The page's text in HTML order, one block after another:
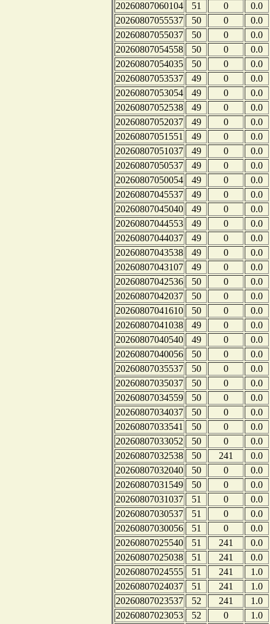
20260807060104
51 0
0.0
20260807055537
50 0
0.0
20260807055037
50 0
0.0
20260807054558
50 0
0.0
20260807054035
50 0
0.0
20260807053537
49 0
0.0
20260807053054
49 0
0.0
20260807052538
49 0
0.0
20260807052037
49 0
0.0
20260807051551
49 0
0.0
20260807051037
49 0
0.0
20260807050537
49 0
0.0
20260807050054
49 0
0.0
20260807045537
49 0
0.0
20260807045040
49 0
0.0
20260807044553
49 0
0.0
20260807044037
49 0
0.0
20260807043538
49 0
0.0
20260807043107
49 0
0.0
20260807042536
50 0
0.0
20260807042037
50 0
0.0
20260807041610
50 0
0.0
20260807041038
49 0
0.0
20260807040540
49 0
0.0
20260807040056
50 0
0.0
20260807035537
50 0
0.0
20260807035037
50 0
0.0
20260807034559
50 0
0.0
20260807034037
50 0
0.0
20260807033541
50 0
0.0
20260807033052
50 0
0.0
20260807032538
50 241
0.0
20260807032040
50 0
0.0
20260807031549
50 0
0.0
20260807031037
51 0
0.0
20260807030537
51 0
0.0
20260807030056
51 0
0.0
20260807025540
51 241
0.0
20260807025038
51 241
0.0
20260807024555
51 241
1.0
20260807024037
51 241
1.0
20260807023537
52 241
1.0
20260807023053
52 0
1.0